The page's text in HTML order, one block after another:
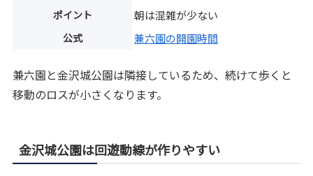
ポイント 朝は混雑が少ない
公式 兼六園の開園時間
兼六園と金沢城公園は隣接しているため、続けて歩くと
移動のロスが小さくなります。
金沢城公園は回遊動線が作りやすい